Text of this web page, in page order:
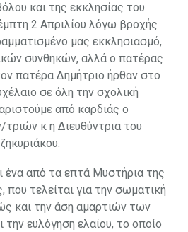
και της εκκλησίας του
2 Απριλίου λόγω βροχής
μας εκκλησιασμό,
συνθηκών, αλλά ο πατέρας
πατέρα Δημήτριο ήρθαν στο
σε όλη την σχολική
από καρδιάς ο
κ η Διευθύντρια του
ένα από τα επτά Μυστήρια της
τελείται για την σωματική
και την άση αμαρτιών των
ευλόγηση ελαίου, το οποίο